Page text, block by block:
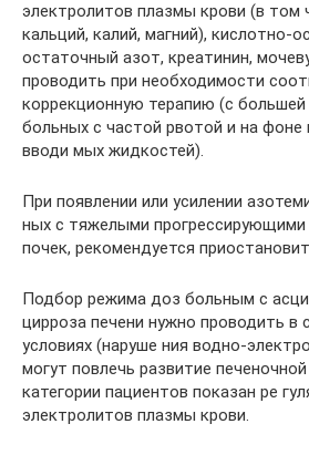
электролитов плазмы крови (в том
кальций, калий, магний), кислотно-
остаточный азот, креатинин,
проводить при необходимости
коррекционную терапию (с
больных с частой рвотой и на фоне
вводи­ мых жидкостей).
При появлении или усилении
ных с тяжелыми прогрессирующими
почек, рекомендуется
Подбор режима доз больным с
цирроза печени нужно проводить в
условиях (наруше­ ния водно-
могут повлечь развитие
категории пациентов показан ре­
электролитов плазмы крови.